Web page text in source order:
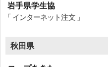
岩手県学生協
「 インターネット注文 」
秋田県